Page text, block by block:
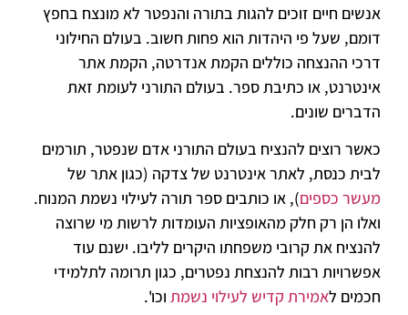
אנשים חיים זוכים להגות בתורה והנפטר לא מונצח בחפץ
דומם, שעל פי היהדות הוא פחות חשוב. בעולם החילוני
דרכי ההנצחה כוללים הקמת אנדרטה, הקמת אתר
אינטרנט, או כתיבת ספר. בעולם התורני לעומת זאת
הדברים שונים.
כאשר רוצים להנציח בעולם התורני אדם שנפטר, תורמים
לבית כנסת, לאתר אינטרנט של צדקה (כגון אתר של
מעשר כספים), או כותבים ספר תורה לעילוי נשמת המנוח.
ואלו הן רק חלק מהאופציות העומדות לרשות מי שרוצה
להנציח את קרובי משפחתו היקרים לליבו. ישנם עוד
אפשרויות רבות להנצחת נפטרים, כגון תרומה לתלמידי
חכמים ל אמירת קדיש לעילוי נשמתוכו'.